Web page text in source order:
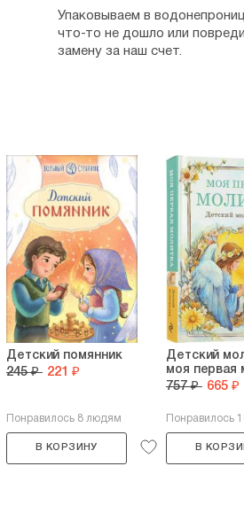
Упаковываем в
что-то не дошло или
замену за наш счет.
Детский помянник
245 ₽ 221 ₽
Понравилось 8 людям
В КОРЗИНУ
Детский
моя первая
757 ₽ 665 ₽
Понравилось
В